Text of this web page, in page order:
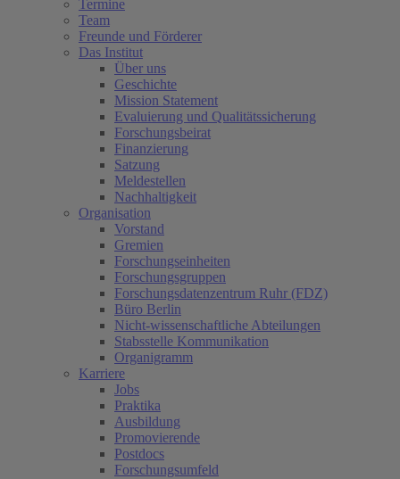
Termine
Team
Freunde und Förderer
Das Institut
Über uns
Geschichte
Mission Statement
Evaluierung und Qualitätssicherung
Forschungsbeirat
Finanzierung
Satzung
Meldestellen
Nachhaltigkeit
Organisation
Vorstand
Gremien
Forschungseinheiten
Forschungsgruppen
Forschungsdatenzentrum Ruhr (FDZ)
Büro Berlin
Nicht-wissenschaftliche Abteilungen
Stabsstelle Kommunikation
Organigramm
Karriere
Jobs
Praktika
Ausbildung
Promovierende
Postdocs
Forschungsumfeld